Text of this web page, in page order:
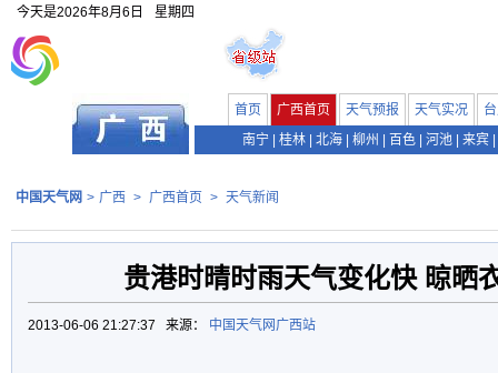
今天是2026年8月6日 星期四
首页 广西首页 天气预报 天气实况
南宁
桂林 北海 柳州 百色 河池 来宾
中国天气网 > 广西 > 广西首页 > 天气新闻
贵港时晴时雨天气变化快 晾晒
2013-06-06 21:27:37 来源： 中国天气网广西站